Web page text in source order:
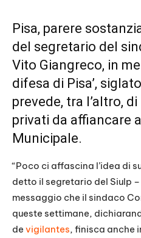
Pisa, parere
del segretario del
Vito Giangreco, in
difesa di Pisa’,
prevede, tra l’altro,
privati da affiancare
Municipale.
“Poco ci affascina l’idea di
detto il segretario del Siulp
messaggio che il sindaco
queste settimane,
de vigilantes, finisca anche